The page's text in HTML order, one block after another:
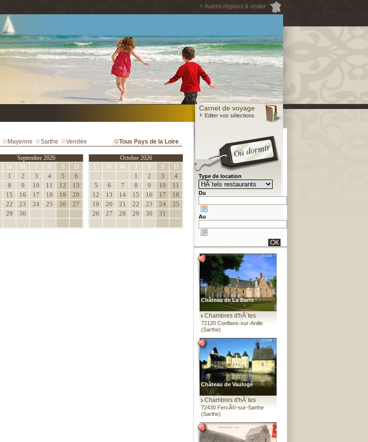
> Autres régions à visiter
Carnet de voyage
Editer vos sélections
Mayenne Sarthe Vendée Tous Pays de la Loire
Septembre 2026
M M J V S
D
1
2 3 4 5
6
8 9 10 11 12
13
15 16 17 18 19
20
22 23 24 25 26
27
29 30
Octobre 2026
L M M J V S
D
1
2 3
4
5
6 7 8 9 10
11
12
13 14 15 16 17
18
19
20 21 22 23 24
25
26
27 28 29 30 31
Type de location
Du
Au
Château de La Barre
Chambres d'hÃ´tes
72120 Conflans-sur-Anille
(Sarthe)
Château de Vaulogé
Chambres d'hÃ´tes
72430 FercÃ©-sur-Sarthe
(Sarthe)